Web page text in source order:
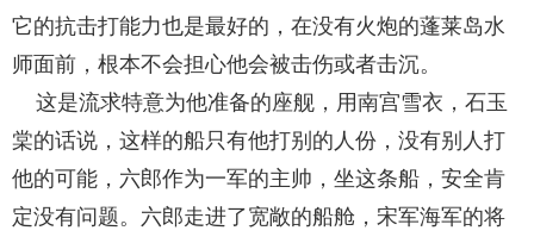
它的抗击打能力也是最好的，在没有火炮的蓬莱岛水
师面前，根本不会担心他会被击伤或者击沉。
这是流求特意为他准备的座舰，用南宫雪衣，石玉
棠的话说，这样的船只有他打别的人份，没有别人打
他的可能，六郎作为一军的主帅，坐这条船，安全肯
定没有问题。六郎走进了宽敞的船舱，宋军海军的将